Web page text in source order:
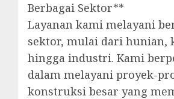
Berbagai Sektor**
Layanan kami melayani
sektor, mulai dari hunian,
hingga industri. Kami
dalam melayani proyek-
konstruksi besar yang